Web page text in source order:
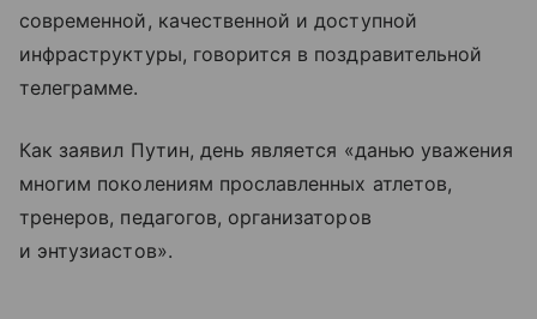
современной, качественной и доступной
инфраструктуры, говорится в поздравительной
телеграмме.
Как заявил Путин, день является «данью уважения
многим поколениям прославленных атлетов,
тренеров, педагогов, организаторов
и энтузиастов».